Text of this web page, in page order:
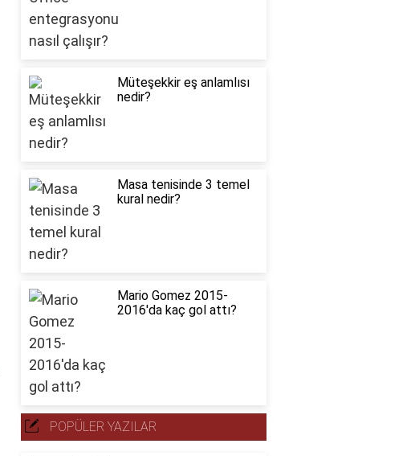
Müteşekkir eş anlamlısı
nedir?
Masa tenisinde 3 temel
kural nedir?
Mario Gomez 2015-
2016'da kaç gol attı?
POPÜLER YAZILAR